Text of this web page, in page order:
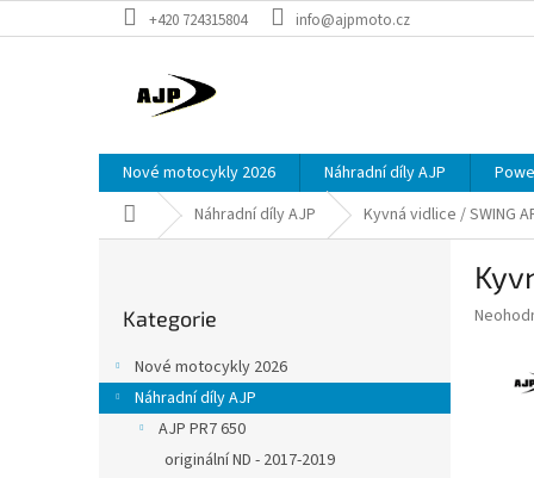
na
+420 724315804 info@ajpmoto.cz
Nové motocykly 2026 Náhradní díly AJP
Domů Náhradní díly AJP Kyvná vidlice / SWING
a
n
kategorie
Kategorie
Nové motocykly 2026
Náhradní díly AJP
AJP PR7 650
originální ND - 2017-2019